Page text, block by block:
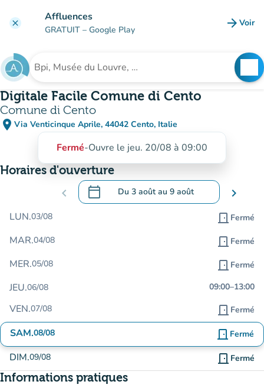
clear Affluences
GRATUIT – Google Play arrow_forward Voir
Rechercher un établissement
Digitale Facile Comune di Cento
Comune di Cento
place Via Venticinque Aprile, 44042 Cento, Italie
(ouvrir dans Google Maps)
(nouvel onglet)
Fermé-Ouvre le jeu. 20/08 à 09:00
Horaires d'ouverture
chevron_left calendar_today Du 3 aoûtau 9 août
.Ouvrir le calendrier pour changer de
chevron_right
LUN.03/08 door_front Fermé
MAR.04/08 door_front Fermé
MER.05/08 door_front Fermé
JEU.06/08 09:00–13:00
VEN.07/08 door_front Fermé
SAM.08/08 door_front Fermé
DIM.09/08 door_front Fermé
Informations pratiques